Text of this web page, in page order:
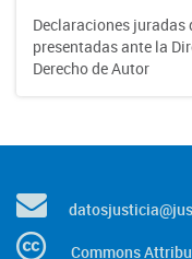
Declaraciones juradas
presentadas ante la
Derecho de Autor
Commons